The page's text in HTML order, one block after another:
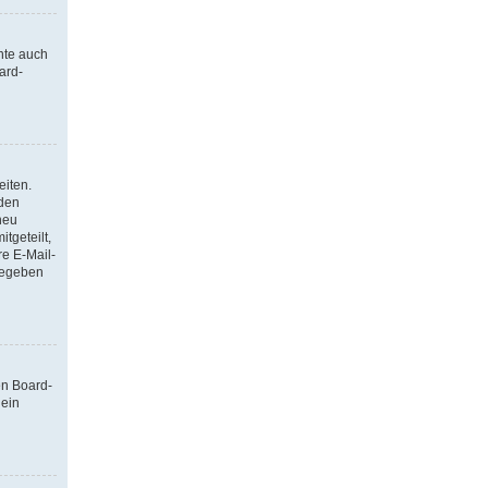
auch
E-Mail-
Board-